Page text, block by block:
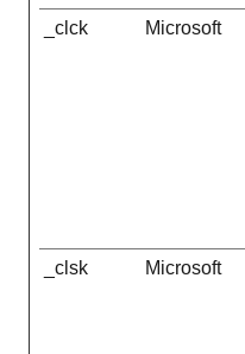
_clck
Microsoft
_clsk Microsoft